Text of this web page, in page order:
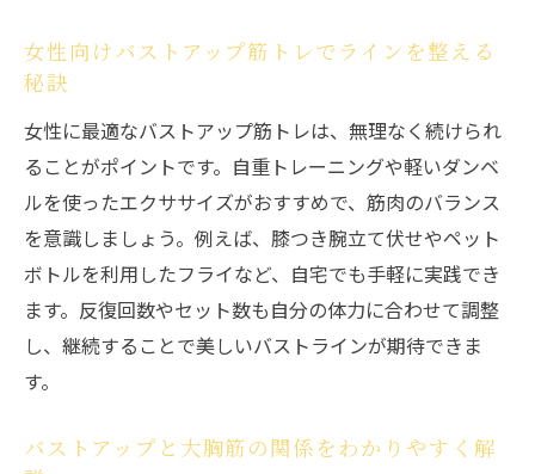
バストアップを叶える筋トレ継続の秘訣
女性向けバストアップ筋トレでラインを整える
秘訣
女性に最適なバストアップ筋トレは、無理なく続けられ
ることがポイントです。自重トレーニングや軽いダンベ
ルを使ったエクササイズがおすすめで、筋肉のバランス
を意識しましょう。例えば、膝つき腕立て伏せやペット
ボトルを利用したフライなど、自宅でも手軽に実践でき
ます。反復回数やセット数も自分の体力に合わせて調整
し、継続することで美しいバストラインが期待できま
す。
バストアップと大胸筋の関係をわかりやすく解